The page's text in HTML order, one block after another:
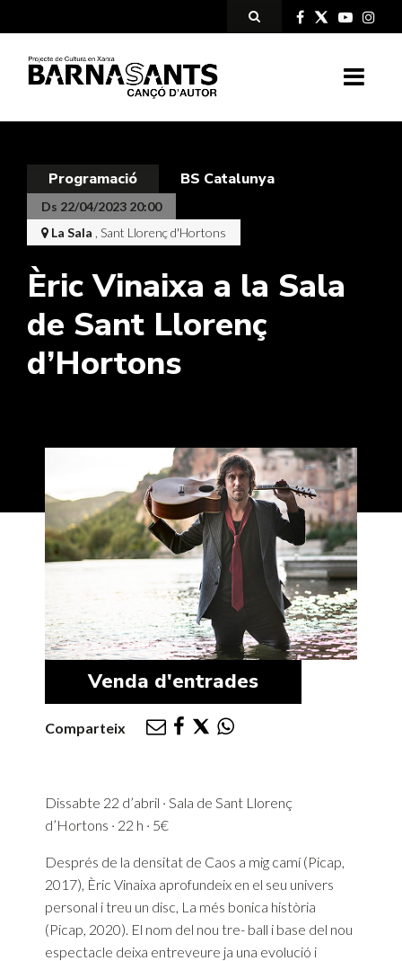
Programació BS Catalunya
Ds 22/04/2023 20:00
La Sala , Sant Llorenç d'Hortons
Èric Vinaixa a la Sala
de Sant Llorenç
d’Hortons
Venda d'entrades
Comparteix
Dissabte 22 d’abril · Sala de Sant Llorenç
d’Hortons · 22 h · 5€
Després de la densitat de Caos a mig camí (Picap,
2017), Èric Vinaixa aprofundeix en el seu univers
personal i treu un disc, La més bonica història
(Picap, 2020). El nom del nou tre- ball i base del nou
espectacle deixa entreveure ja una evolució i